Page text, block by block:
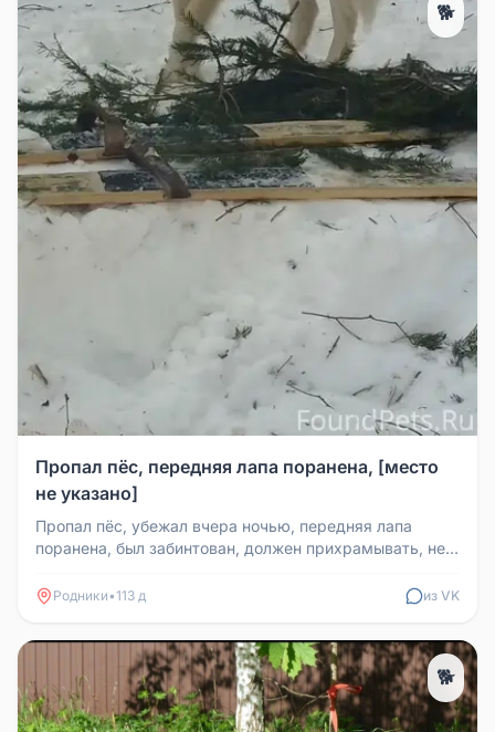
🐕
Пропал пёс, передняя лапа поранена, [место
не указано]
Пропал пёс, убежал вчера ночью, передняя лапа
поранена, был забинтован, должен прихрамывать, не
Родники•113 д из VK
🐕